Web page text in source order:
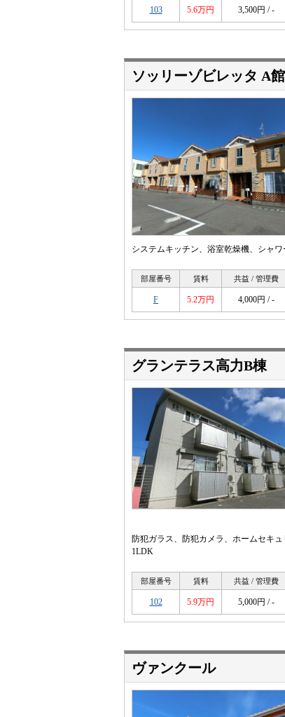
103 5.6万円 3,500円 / -
ソッリーゾビレッタ A館
システムキッチン、浴室乾燥機、シャ
部屋番号 賃料 共益 / 管理費
F 5.2万円 4,000円 / -
グランテラス高力B棟
防犯ガラス、防犯カメラ、ホームセキ
1LDK
部屋番号 賃料 共益 / 管理費
102 5.9万円 5,000円 / -
ヴァンクール